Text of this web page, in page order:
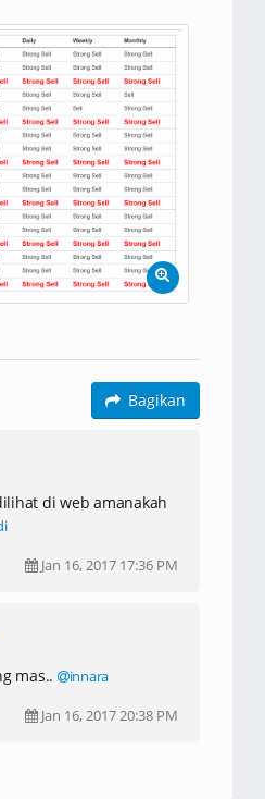
Bagikan
di web amanakah
Jan 16, 2017 17:36 PM
mas..
innara
Jan 16, 2017 20:38 PM